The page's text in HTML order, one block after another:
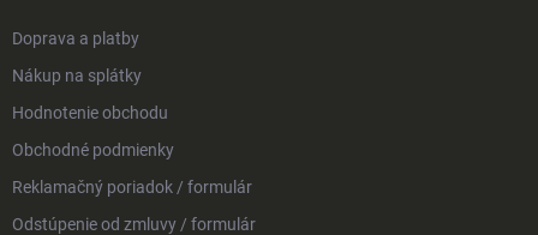
Doprava a platby
Nákup na splátky
Hodnotenie obchodu
Obchodné podmienky
Reklamačný poriadok / formulár
Odstúpenie od zmluvy / formulár